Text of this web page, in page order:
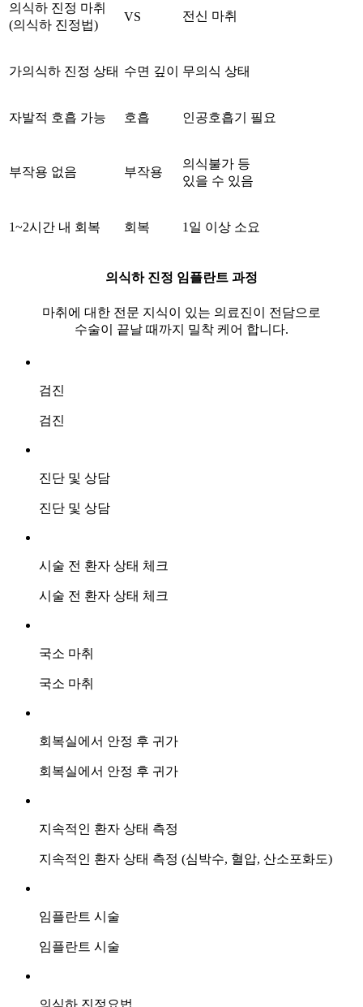
의식하 진정 마취
(의식하 진정법)
VS 전신 마취
가의식하 진정 상태 수면 깊이 무의식 상태
자발적 호흡 가능 호흡 인공호흡기 필요
부작용 없음 부작용
의식불가 등
있을 수 있음
1~2시간 내 회복 회복 1일 이상 소요
의식하 진정 임플란트 과정
마취에 대한 전문 지식이 있는 의료진이 전담으로
수술이 끝날 때까지 밀착 케어 합니다.
검진
검진
진단 및 상담
진단 및 상담
시술 전 환자 상태 체크
시술 전 환자 상태 체크
국소 마취
국소 마취
회복실에서 안정 후 귀가
회복실에서 안정 후 귀가
지속적인 환자 상태 측정
지속적인 환자 상태 측정 (심박수, 혈압, 산소포화도)
임플란트 시술
임플란트 시술
의식하 진정요법